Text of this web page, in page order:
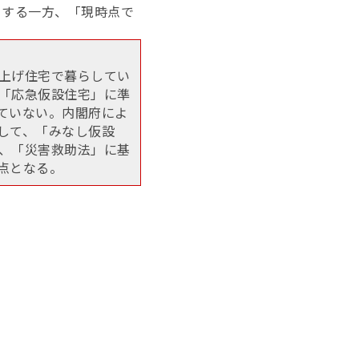
る一方、「現時点で
げ住宅で暮らしてい
応急仮設住宅」に準
いない。内閣府によ
て、「みなし仮設
「災害救助法」に基
なる。